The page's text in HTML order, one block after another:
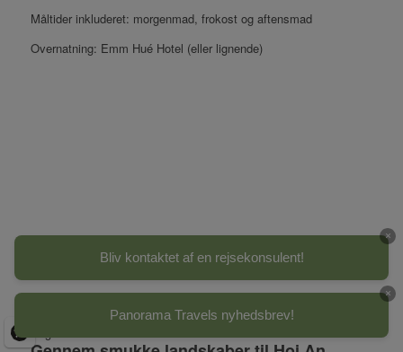
Måltider inkluderet: morgenmad, frokost og aftensmad
Overnatning: Emm Hué Hotel (eller lignende)
Bliv kontaktet af en rejsekonsulent!
×
Panorama Travels nyhedsbrev!
×